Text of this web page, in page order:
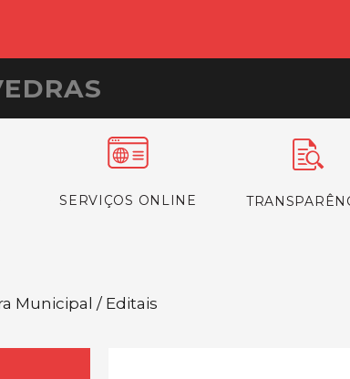
SERVIÇOS ONLINE
Municipal / Editais